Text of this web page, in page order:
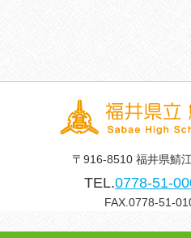
〒916-8510 福井県鯖
TEL.0778-51-
FAX.0778-51-